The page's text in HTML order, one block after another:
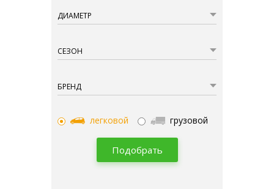
ДИАМЕТР
СЕЗОН
БРЕНД
легковой грузовой
Подобрать